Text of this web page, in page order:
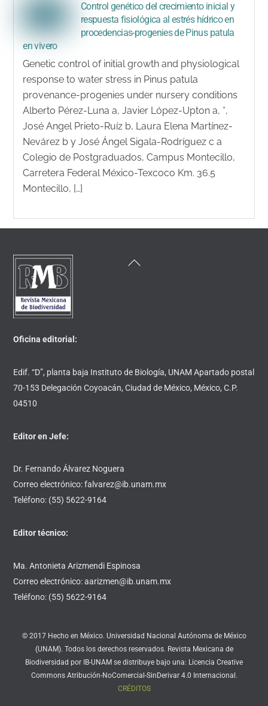
Control genético del crecimiento inicial y
respuesta fisiológica al estrés hídrico en
procedencias-progenies de Pinus patula
en vivero
Genetic control of initial growth and physiological
response to water stress in Pinus patula
provenance-progenies under nursery conditions
Alberto Pérez-Luna a, Javier López-Upton a, *,
José Angel Prieto-Ruíz b, Laura Elena Martínez-
Nevárez b y José Ángel Sigala-Rodríguez c a
Colegio de Postgraduados, Campus Montecillo,
Carretera Federal México-Texcoco Km. 36.5
Montecillo, […]
Back
Oficina editorial:
Edif. “D”, planta baja Instituto de Biología, UNAM Apartado postal
70-153 Delegación Coyoacán, Ciudad de México, México, C.P.
04510
Editor en Jefe:
Dr. Fernando Álvarez Noguera
Correo electrónico: falvarez@ib.unam.mx
Teléfono: (55) 5622-9164
Editor técnico:
Ma. Antonieta Arizmendi Espinosa
Correo electrónico: aarizmen@ib.unam.mx
Teléfono: (55) 5622-9164
© 2017 Hecho en México. Universidad Nacional Autónoma de México
(UNAM). Todos los derechos reservados. Revista Mexicana de
Biodiversidad por IB-UNAM se distribuye bajo una: Licencia Creative
Commons Atribución-NoComercial-SinDerivar 4.0 Internacional.
CRÉDITOS